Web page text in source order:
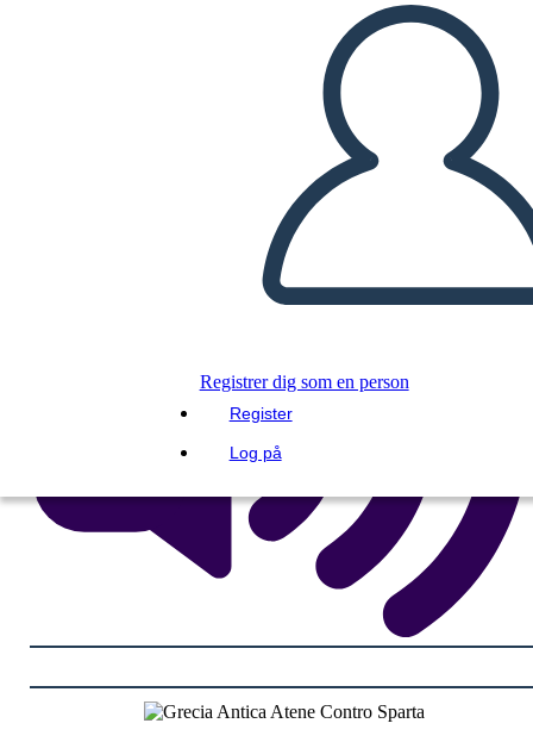
Registrer dig som en person
Register
Log på
Kopier dette storyboard
LAVE ET STORYBOARD
AFSPIL DIASSHOW
LÆS FOR MIG